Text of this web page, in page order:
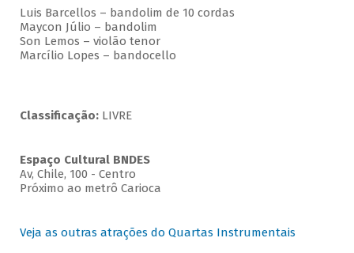
Luis Barcellos – bandolim de 10 cordas
Maycon Júlio – bandolim
Son Lemos – violão tenor
Marcílio Lopes – bandocello
Classificação: LIVRE
Espaço Cultural BNDES
Av, Chile, 100 - Centro
Próximo ao metrô Carioca
Veja as outras atrações do Quartas Instrumentais